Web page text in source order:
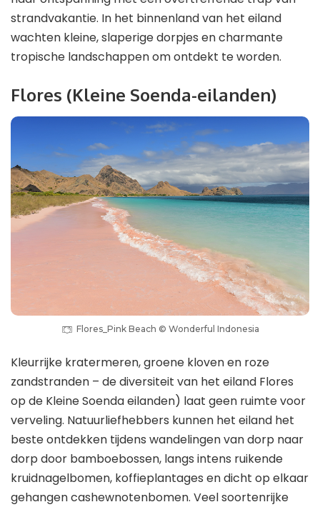
strandvakantie. In het binnenland van het eiland
wachten kleine, slaperige dorpjes en charmante
tropische landschappen om ontdekt te worden.
Flores (Kleine Soenda-eilanden)
Flores_Pink Beach © Wonderful Indonesia
Kleurrijke kratermeren, groene kloven en roze
zandstranden – de diversiteit van het eiland Flores
op de Kleine Soenda eilanden) laat geen ruimte voor
verveling. Natuurliefhebbers kunnen het eiland het
beste ontdekken tijdens wandelingen van dorp naar
dorp door bamboebossen, langs intens ruikende
kruidnagelbomen, koffieplantages en dicht op elkaar
gehangen cashewnotenbomen. Veel soortenrijke